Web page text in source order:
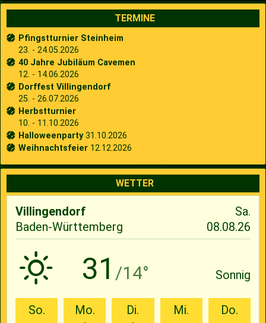
TERMINE
Pfingstturnier Steinheim
23. - 24.05.2026
40 Jahre Jubiläum Cavemen
12. - 14.06.2026
Dorffest Villingendorf
25. - 26.07.2026
Herbstturnier
10. - 11.10.2026
Halloweenparty31.10.2026
Weihnachtsfeier 12.12.2026
WETTER